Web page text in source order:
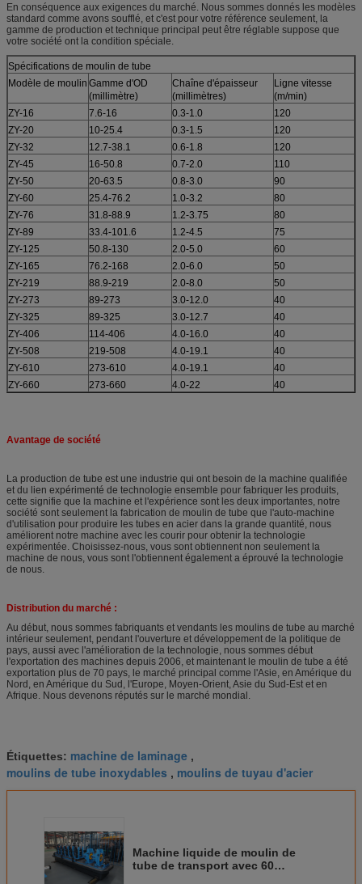
En conséquence aux exigences du marché. Nous sommes donnés les modèles
standard comme avons soufflé, et c'est pour votre référence seulement, la
gamme de production et technique principal peut être réglable suppose que
votre société ont la condition spéciale.
Spécifications de moulin de tube
Modèle de moulin Gamme d'OD
(millimètre)
Chaîne d'épaisseur
(millimètres)
Ligne vitesse
(m/min)
ZY-16
7.6-16 0.3-1.0
120
ZY-20
10-25.4 0.3-1.5
120
ZY-32
12.7-38.1 0.6-1.8
120
ZY-45
16-50.8 0.7-2.0
110
ZY-50
20-63.5 0.8-3.0
90
ZY-60
25.4-76.2 1.0-3.2
80
ZY-76
31.8-88.9 1.2-3.75
80
ZY-89
33.4-101.6 1.2-4.5
75
ZY-125
50.8-130 2.0-5.0
60
ZY-165
76.2-168 2.0-6.0
50
ZY-219
88.9-219 2.0-8.0
50
ZY-273
89-273 3.0-12.0
40
ZY-325
89-325 3.0-12.7
40
ZY-406
114-406 4.0-16.0
40
ZY-508
219-508 4.0-19.1
40
ZY-610
273-610 4.0-19.1
40
ZY-660
273-660 4.0-22 40
Avantage de société
La production de tube est une industrie qui ont besoin de la machine qualifiée
et du lien expérimenté de technologie ensemble pour fabriquer les produits,
cette signifie que la machine et l'expérience sont les deux importantes, notre
société sont seulement la fabrication de moulin de tube que l'auto-machine
d'utilisation pour produire les tubes en acier dans la grande quantité, nous
améliorent notre machine avec les courir pour obtenir la technologie
expérimentée. Choisissez-nous, vous sont obtiennent non seulement la
machine de nous, vous sont l'obtiennent également a éprouvé la technologie
de nous.
Distribution du marché :
Au début, nous sommes fabriquants et vendants les moulins de tube au marché
intérieur seulement, pendant l'ouverture et développement de la politique de
pays, aussi avec l'amélioration de la technologie, nous sommes début
l'exportation des machines depuis 2006, et maintenant le moulin de tube a été
exportation plus de 70 pays, le marché principal comme l'Asie, en Amérique du
Nord, en Amérique du Sud, l'Europe, Moyen-Orient, Asie du Sud-Est et en
Afrique. Nous devenons réputés sur le marché mondial.
Étiquettes: machine de laminage ,
moulins de tube inoxydables , moulins de tuyau d'acier
Machine liquide de moulin de
tube de transport avec 60